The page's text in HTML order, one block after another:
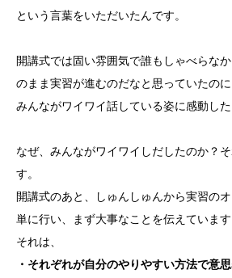
という言葉をいただいたんです。
開講式では固い雰囲気で誰もしゃべらな
のまま実習が進むのだなと思っていたの
みんながワイワイ話している姿に感動した
なぜ、みんながワイワイしだしたのか？
す。
開講式のあと、しゅんしゅんから実習の
単に行い、まず大事なことを伝えています
それは、
・それぞれが自分のやりやすい方法で意